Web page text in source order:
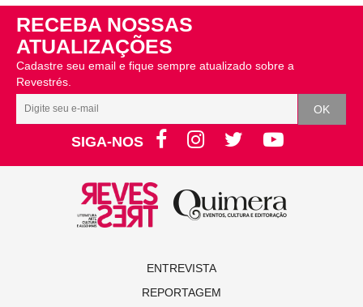
RECEBA NOSSAS
ATUALIZAÇÕES
Cadastre seu email e fique sempre atualizado sobre a
Revestrés.
SIGA-NOS
ENTREVISTA
REPORTAGEM